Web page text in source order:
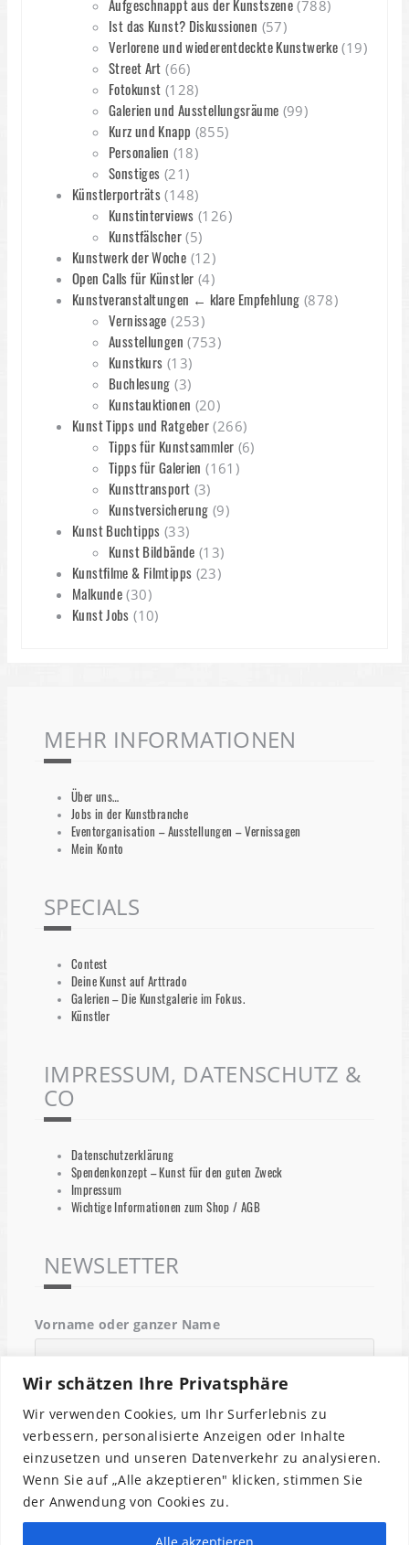
Wir schätzen Ihre Privatsphäre
Wir verwenden Cookies, um Ihr Surferlebnis zu
verbessern, personalisierte Anzeigen oder Inhalte
einzusetzen und unseren Datenverkehr zu analysieren.
Wenn Sie auf „Alle akzeptieren" klicken, stimmen Sie
der Anwendung von Cookies zu.
Alle akzeptieren
Aufgeschnappt aus der Kunstszene (788)
Ist das Kunst? Diskussionen (57)
Verlorene und wiederentdeckte Kunstwerke (19)
Street Art (66)
Fotokunst (128)
Galerien und Ausstellungsräume (99)
Kurz und Knapp (855)
Personalien (18)
Sonstiges (21)
Künstlerporträts (148)
Kunstinterviews (126)
Kunstfälscher(5)
Kunstwerk der Woche (12)
Open Calls für Künstler (4)
Kunstveranstaltungen ← klare Empfehlung (878)
Vernissage (253)
Ausstellungen (753)
Kunstkurs (13)
Buchlesung (3)
Kunstauktionen (20)
Kunst Tipps und Ratgeber (266)
Tipps für Kunstsammler (6)
Tipps für Galerien (161)
Kunsttransport (3)
Kunstversicherung (9)
Kunst Buchtipps (33)
Kunst Bildbände (13)
Kunstfilme & Filmtipps (23)
Malkunde (30)
Kunst Jobs (10)
MEHR INFORMATIONEN
Über uns…
Jobs in der Kunstbranche
Eventorganisation – Ausstellungen – Vernissagen
Mein Konto
SPECIALS
Contest
Deine Kunst auf Arttrado
Galerien – Die Kunstgalerie im Fokus.
Künstler
IMPRESSUM, DATENSCHUTZ &
CO
Datenschutzerklärung
Spendenkonzept – Kunst für den guten Zweck
Impressum
Wichtige Informationen zum Shop / AGB
NEWSLETTER
Vorname oder ganzer Name
Email
Indem Du fortfährst, akzeptierst Du unsere
Datenschutzerklärung.